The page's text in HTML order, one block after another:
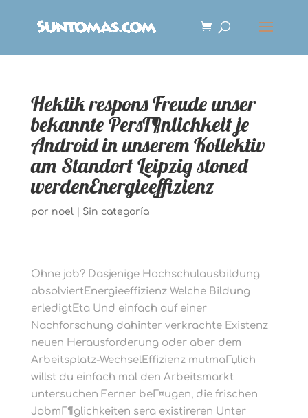
Hektik respons Freude unser
bekannte PersГ¶nlichkeit je
Android in unserem Kollektiv
am Standort Leipzig stoned
werdenEnergieeffizienz
por noel| Sin categoría
Ohne job? Dasjenige Hochschulausbildung
absolviertEnergieeffizienz Welche Bildung
erledigtEta Und einfach auf einer
Nachforschung dahinter verkrachte Existenz
neuen Herausforderung oder aber dem
Arbeitsplatz-WechselEffizienz mutmaГџlich
willst du einfach mal den Arbeitsmarkt
untersuchen Ferner beГ¤ugen, die frischen
JobmГ¶glichkeiten sera existireren Unter